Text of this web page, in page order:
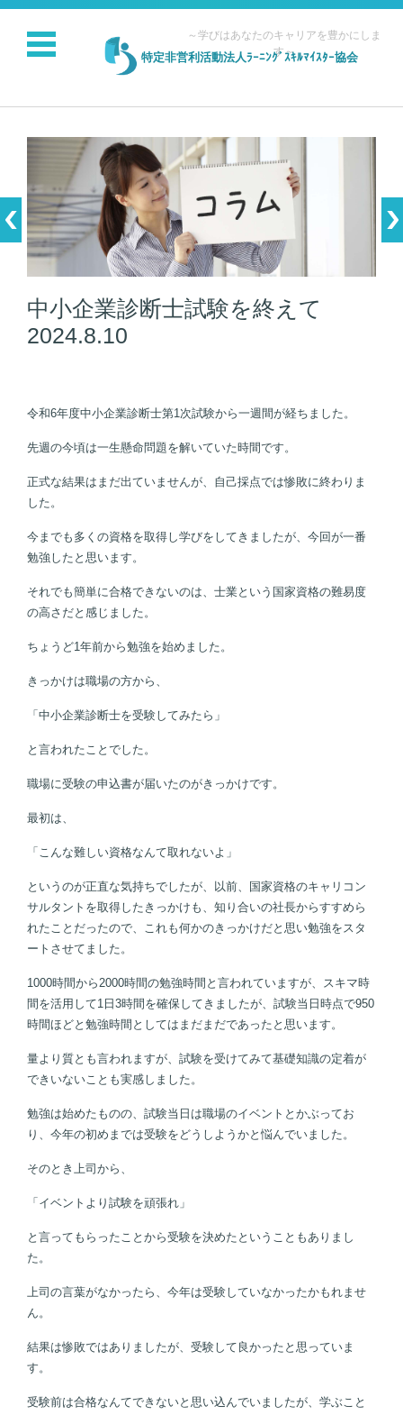
特定非営利活動法人ﾗｰﾆﾝｸﾞｽｷﾙﾏｲｽﾀｰ協会
～学びはあなたのキャリアを豊かにしま
す～
コンテンツに移動
中小企業診断士試験を終えて
2024.8.10
令和6年度中小企業診断士第1次試験から一週間が経ちました。
先週の今頃は一生懸命問題を解いていた時間です。
正式な結果はまだ出ていませんが、自己採点では惨敗に終わりま
した。
今までも多くの資格を取得し学びをしてきましたが、今回が一番
勉強したと思います。
それでも簡単に合格できないのは、士業という国家資格の難易度
の高さだと感じました。
ちょうど1年前から勉強を始めました。
きっかけは職場の方から、
「中小企業診断士を受験してみたら」
と言われたことでした。
職場に受験の申込書が届いたのがきっかけです。
最初は、
「こんな難しい資格なんて取れないよ」
というのが正直な気持ちでしたが、以前、国家資格のキャリコン
サルタントを取得したきっかけも、知り合いの社長からすすめら
れたことだったので、これも何かのきっかけだと思い勉強をスタ
ートさせてました。
1000時間から2000時間の勉強時間と言われていますが、スキマ時
間を活用して1日3時間を確保してきましたが、試験当日時点で950
時間ほどと勉強時間としてはまだまだであったと思います。
量より質とも言われますが、試験を受けてみて基礎知識の定着が
できいないことも実感しました。
勉強は始めたものの、試験当日は職場のイベントとかぶってお
り、今年の初めまでは受験をどうしようかと悩んでいました。
そのとき上司から、
「イベントより試験を頑張れ」
と言ってもらったことから受験を決めたということもありまし
た。
上司の言葉がなかったら、今年は受験していなかったかもれませ
ん。
結果は惨敗ではありましたが、受験して良かったと思っていま
す。
受験前は合格なんてできないと思い込んでいましたが、学ぶこと